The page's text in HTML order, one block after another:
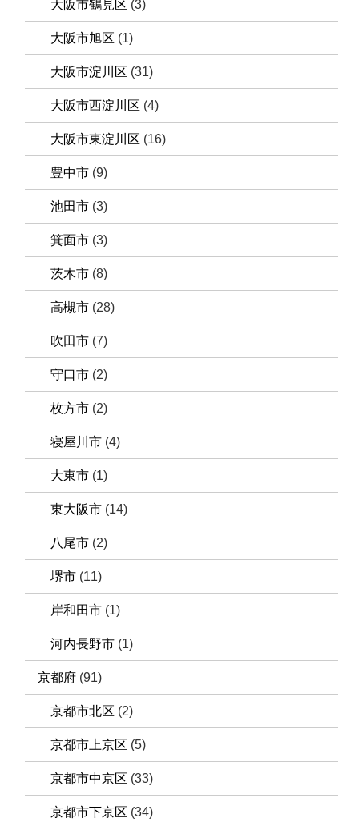
大阪市鶴見区 (3)
大阪市旭区 (1)
大阪市淀川区 (31)
大阪市西淀川区 (4)
大阪市東淀川区 (16)
豊中市 (9)
池田市 (3)
箕面市 (3)
茨木市 (8)
高槻市 (28)
吹田市 (7)
守口市 (2)
枚方市 (2)
寝屋川市 (4)
大東市 (1)
東大阪市 (14)
八尾市 (2)
堺市 (11)
岸和田市 (1)
河内長野市 (1)
京都府 (91)
京都市北区 (2)
京都市上京区 (5)
京都市中京区 (33)
京都市下京区 (34)